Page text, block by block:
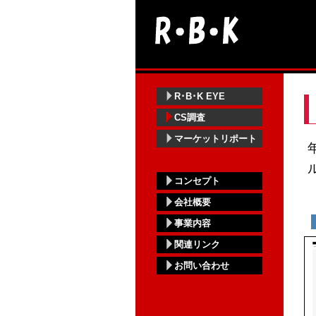
R･B･K EYE
CS調査
マーケットリポート
コンセプト
会社概要
事業内容
関連リンク
お問い合わせ